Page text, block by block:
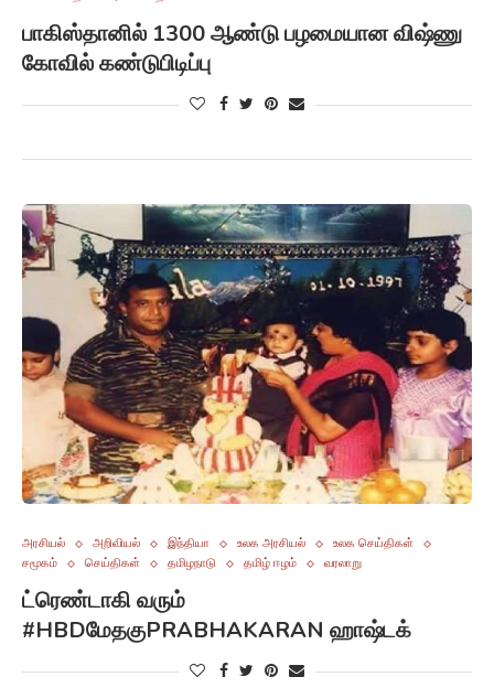
பாகிஸ்தானில் 1300 ஆண்டு பழமையான விஷ்ணு
கோவில் கண்டுபிடிப்பு
அரசியல் அறிவியல் இந்தியா உலக அரசியல்
உலக செய்திகள்
சமூகம்
செய்திகள் தமிழநாடு தமிழ் ஈழம் வரலாறு
ட்ரெண்டாகி வரும்
#HBDமேதகுPRABHAKARAN ஹாஷ்டக்